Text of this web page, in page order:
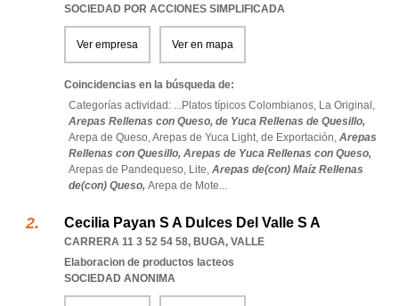
SOCIEDAD POR ACCIONES SIMPLIFICADA
Ver empresa Ver en mapa
Coincidencias en la búsqueda de:
Categorías actividad: ...Platos típicos Colombianos, La Original,
Arepas Rellenas con Queso, de Yuca Rellenas de Quesillo,
Arepa de Queso,Arepas de Yuca Light, de Exportación, Arepas
Rellenas con Quesillo, Arepas de Yuca Rellenas con Queso,
Arepas de Pandequeso, Lite, Arepas de(con) Maíz Rellenas
de(con) Queso, Arepa de Mote...
Cecilia Payan S A Dulces Del Valle S A
CARRERA 11 3 52 54 58, BUGA, VALLE
Elaboracion de productos lacteos
SOCIEDAD ANONIMA